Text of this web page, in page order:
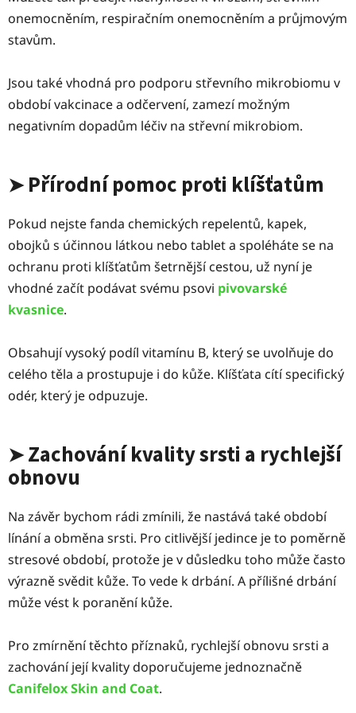
onemocněním, respiračním onemocněním a průjmovým
stavům.
Jsou také vhodná pro podporu střevního mikrobiomu v
období vakcinace a odčervení, zamezí možným
negativním dopadům léčiv na střevní mikrobiom.
➤ Přírodní pomoc proti klíšťatům
Pokud nejste fanda chemických repelentů, kapek,
obojků s účinnou látkou nebo tablet a spoléháte se na
ochranu proti klíšťatům šetrnější cestou, už nyní je
vhodné začít podávat svému psovi pivovarské
kvasnice.
Obsahují vysoký podíl vitamínu B, který se uvolňuje do
celého těla a prostupuje i do kůže. Klíšťata cítí specifický
odér, který je odpuzuje.
➤Zachování kvality srsti a rychlejší
obnovu
Na závěr bychom rádi zmínili, že nastává také období
línání a obměna srsti. Pro citlivější jedince je to poměrně
stresové období, protože je v důsledku toho může často
výrazně svědit kůže. To vede k drbání. A přílišné drbání
může vést k poranění kůže.
Pro zmírnění těchto příznaků, rychlejší obnovu srsti a
zachování její kvality doporučujeme jednoznačně
Canifelox Skin and Coat.